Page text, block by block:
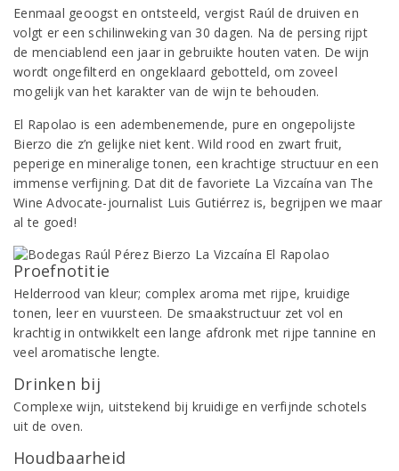
Eenmaal geoogst en ontsteeld, vergist Raúl de druiven en
volgt er een schilinweking van 30 dagen. Na de persing rijpt
de menciablend een jaar in gebruikte houten vaten. De wijn
wordt ongefilterd en ongeklaard gebotteld, om zoveel
mogelijk van het karakter van de wijn te behouden.
El Rapolao is een adembenemende, pure en ongepolijste
Bierzo die z’n gelijke niet kent. Wild rood en zwart fruit,
peperige en mineralige tonen, een krachtige structuur en een
immense verfijning. Dat dit de favoriete La Vizcaína van The
Wine Advocate-journalist Luis Gutiérrez is, begrijpen we maar
al te goed!
Proefnotitie
Helderrood van kleur; complex aroma met rijpe, kruidige
tonen, leer en vuursteen. De smaakstructuur zet vol en
krachtig in ontwikkelt een lange afdronk met rijpe tannine en
veel aromatische lengte.
Drinken bij
Complexe wijn, uitstekend bij kruidige en verfijnde schotels
uit de oven.
Houdbaarheid